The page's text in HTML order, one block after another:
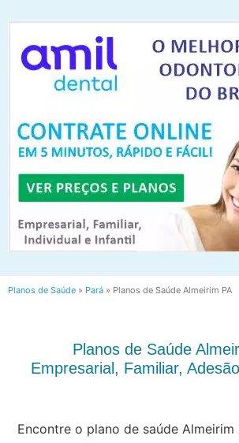
Planos de Saúde » Pará » Planos de Saúde Almeirim PA
Planos de Saúde
Empresarial, Familiar,
Encontre o plano de saúde